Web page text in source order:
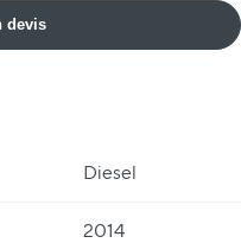
devis
Diesel
2014